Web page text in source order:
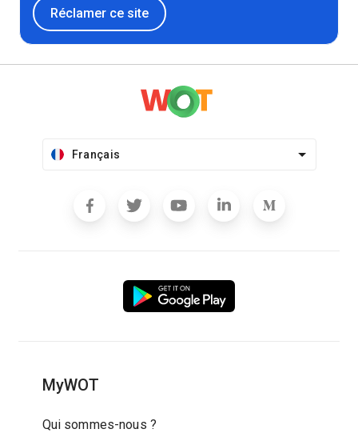
Réclamer ce site
Français
MyWOT
Qui sommes-nous ?